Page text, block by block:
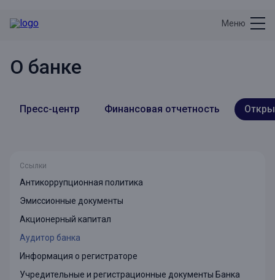
Меню
О банке
Пресс-центр Финансовая отчетность
Ссылки
Антикоррупционная политика
Эмиссионные документы
Акционерный капитал
Аудитор банка
Информация о регистраторе
Учредительные и регистрационные документы Банка